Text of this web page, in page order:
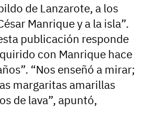
de Lanzarote, a los
Manrique y a la isla”.
publicación responde
con Manrique hace
“Nos enseñó a mirar;
margaritas amarillas
de lava”, apuntó,